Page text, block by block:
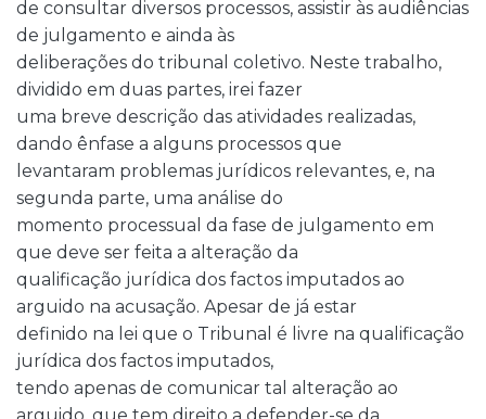
de consultar diversos processos, assistir às audiências
de julgamento e ainda às
deliberações do tribunal coletivo. Neste trabalho,
dividido em duas partes, irei fazer
uma breve descrição das atividades realizadas,
dando ênfase a alguns processos que
levantaram problemas jurídicos relevantes, e, na
segunda parte, uma análise do
momento processual da fase de julgamento em
que deve ser feita a alteração da
qualificação jurídica dos factos imputados ao
arguido na acusação. Apesar de já estar
definido na lei que o Tribunal é livre na qualificação
jurídica dos factos imputados,
tendo apenas de comunicar tal alteração ao